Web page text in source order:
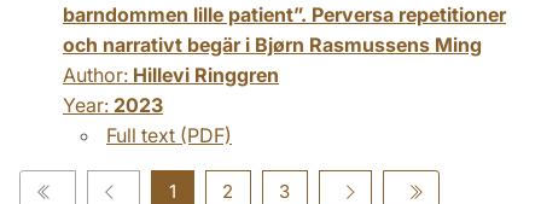
barndommen lille patient”. Perversa repetitioner
och narrativt begär i Bjørn Rasmussens Ming
Author: Hillevi Ringgren
Year: 2023
Full text (PDF)
1 2 3